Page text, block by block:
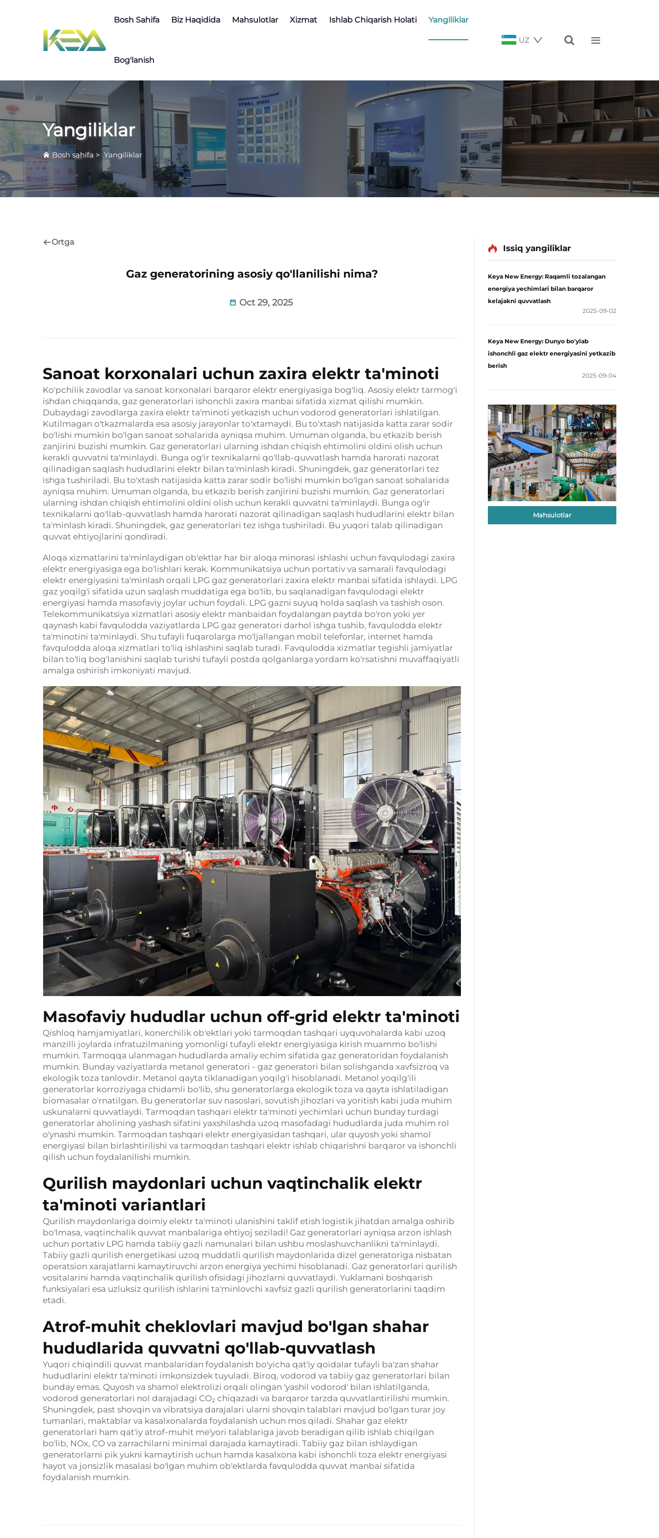
Bosh Sahifa Biz Haqidida Mahsulotlar Xizmat Ishlab Chiqarish Holati Yangiliklar
Bog'lanish
UZ  
Yangiliklar
Bosh sahifa > Yangiliklar
Ortga
Gaz generatorining asosiy qo'llanilishi nima?
Oct 29, 2025
Sanoat korxonalari uchun zaxira elektr ta'minoti
Ko'pchilik zavodlar va sanoat korxonalari barqaror elektr energiyasiga bog'liq. Asosiy elektr tarmog'i
ishdan chiqqanda, gaz generatorlari ishonchli zaxira manbai sifatida xizmat qilishi mumkin.
Dubaydagi zavodlarga zaxira elektr ta'minoti yetkazish uchun vodorod generatorlari ishlatilgan.
Kutilmagan o'tkazmalarda esa asosiy jarayonlar to'xtamaydi. Bu to'xtash natijasida katta zarar sodir
bo'lishi mumkin bo'lgan sanoat sohalarida ayniqsa muhim. Umuman olganda, bu etkazib berish
zanjirini buzishi mumkin. Gaz generatorlari ularning ishdan chiqish ehtimolini oldini olish uchun
kerakli quvvatni ta'minlaydi. Bunga og'ir texnikalarni qo'llab-quvvatlash hamda harorati nazorat
qilinadigan saqlash hududlarini elektr bilan ta'minlash kiradi. Shuningdek, gaz generatorlari tez
ishga tushiriladi. Bu to'xtash natijasida katta zarar sodir bo'lishi mumkin bo'lgan sanoat sohalarida
ayniqsa muhim. Umuman olganda, bu etkazib berish zanjirini buzishi mumkin. Gaz generatorlari
ularning ishdan chiqish ehtimolini oldini olish uchun kerakli quvvatni ta'minlaydi. Bunga og'ir
texnikalarni qo'llab-quvvatlash hamda harorati nazorat qilinadigan saqlash hududlarini elektr bilan
ta'minlash kiradi. Shuningdek, gaz generatorlari tez ishga tushiriladi. Bu yuqori talab qilinadigan
quvvat ehtiyojlarini qondiradi.
Aloqa xizmatlarini ta'minlaydigan ob'ektlar har bir aloqa minorasi ishlashi uchun favqulodagi zaxira
elektr energiyasiga ega bo'lishlari kerak. Kommunikatsiya uchun portativ va samarali favqulodagi
elektr energiyasini ta'minlash orqali LPG gaz generatorlari zaxira elektr manbai sifatida ishlaydi. LPG
gaz yoqilg'i sifatida uzun saqlash muddatiga ega bo'lib, bu saqlanadigan favqulodagi elektr
energiyasi hamda masofaviy joylar uchun foydali. LPG gazni suyuq holda saqlash va tashish oson.
Telekommunikatsiya xizmatlari asosiy elektr manbaidan foydalangan paytda bo'ron yoki yer
qaynash kabi favqulodda vaziyatlarda LPG gaz generatori darhol ishga tushib, favqulodda elektr
ta'minotini ta'minlaydi. Shu tufayli fuqarolarga mo'ljallangan mobil telefonlar, internet hamda
favqulodda aloqa xizmatlari to'liq ishlashini saqlab turadi. Favqulodda xizmatlar tegishli jamiyatlar
bilan to'liq bog'lanishini saqlab turishi tufayli postda qolganlarga yordam ko'rsatishni muvaffaqiyatli
amalga oshirish imkoniyati mavjud.
Masofaviy hududlar uchun off-grid elektr ta'minoti
Qishloq hamjamiyatlari, konerchilik ob'ektlari yoki tarmoqdan tashqari uyquvohalarda kabi uzoq
manzilli joylarda infratuzilmaning yomonligi tufayli elektr energiyasiga kirish muammo bo'lishi
mumkin. Tarmoqqa ulanmagan hududlarda amaliy echim sifatida gaz generatoridan foydalanish
mumkin. Bunday vaziyatlarda metanol generatori - gaz generatori bilan solishganda xavfsizroq va
ekologik toza tanlovdir. Metanol qayta tiklanadigan yoqilg'i hisoblanadi. Metanol yoqilg'ili
generatorlar korroziyaga chidamli bo'lib, shu generatorlarga ekologik toza va qayta ishlatiladigan
biomasalar o'rnatilgan. Bu generatorlar suv nasoslari, sovutish jihozlari va yoritish kabi juda muhim
uskunalarni quvvatlaydi. Tarmoqdan tashqari elektr ta'minoti yechimlari uchun bunday turdagi
generatorlar aholining yashash sifatini yaxshilashda uzoq masofadagi hududlarda juda muhim rol
o'ynashi mumkin. Tarmoqdan tashqari elektr energiyasidan tashqari, ular quyosh yoki shamol
energiyasi bilan birlashtirilishi va tarmoqdan tashqari elektr ishlab chiqarishni barqaror va ishonchli
qilish uchun foydalanilishi mumkin.
Qurilish maydonlari uchun vaqtinchalik elektr
ta'minoti variantlari
Qurilish maydonlariga doimiy elektr ta'minoti ulanishini taklif etish logistik jihatdan amalga oshirib
bo'lmasa, vaqtinchalik quvvat manbalariga ehtiyoj seziladi! Gaz generatorlari ayniqsa arzon ishlash
uchun portativ LPG hamda tabiiy gazli namunalari bilan ushbu moslashuvchanlikni ta'minlaydi.
Tabiiy gazli qurilish energetikasi uzoq muddatli qurilish maydonlarida dizel generatoriga nisbatan
operatsion xarajatlarni kamaytiruvchi arzon energiya yechimi hisoblanadi. Gaz generatorlari qurilish
vositalarini hamda vaqtinchalik qurilish ofisidagi jihozlarni quvvatlaydi. Yuklamani boshqarish
funksiyalari esa uzluksiz qurilish ishlarini ta'minlovchi xavfsiz gazli qurilish generatorlarini taqdim
etadi.
Atrof-muhit cheklovlari mavjud bo'lgan shahar
hududlarida quvvatni qo'llab-quvvatlash
Yuqori chiqindili quvvat manbalaridan foydalanish bo'yicha qat'iy qoidalar tufayli ba'zan shahar
hududlarini elektr ta'minoti imkonsizdek tuyuladi. Biroq, vodorod va tabiiy gaz generatorlari bilan
bunday emas. Quyosh va shamol elektrolizi orqali olingan 'yashil vodorod' bilan ishlatilganda,
vodorod generatorlari nol darajadagi CO₂ chiqazadi va barqaror tarzda quvvatlantirilishi mumkin.
Shuningdek, past shovqin va vibratsiya darajalari ularni shovqin talablari mavjud bo'lgan turar joy
tumanlari, maktablar va kasalxonalarda foydalanish uchun mos qiladi. Shahar gaz elektr
generatorlari ham qat'iy atrof-muhit me'yori talablariga javob beradigan qilib ishlab chiqilgan
bo'lib, NOx, CO va zarrachilarni minimal darajada kamaytiradi. Tabiiy gaz bilan ishlaydigan
generatorlarni pik yukni kamaytirish uchun hamda kasalxona kabi ishonchli toza elektr energiyasi
hayot va jonsizlik masalasi bo'lgan muhim ob'ektlarda favqulodda quvvat manbai sifatida
foydalanish mumkin.
Issiq yangiliklar
Keya New Energy: Raqamli tozalangan
energiya yechimlari bilan barqaror
kelajakni quvvatlash
2025-09-02
Keya New Energy: Dunyo bo'ylab
ishonchli gaz elektr energiyasini yetkazib
berish
2025-09-04
Mahsulotlar